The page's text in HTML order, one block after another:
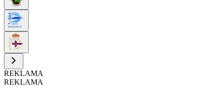
REKLAMA
REKLAMA